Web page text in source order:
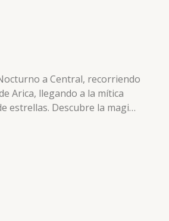
a Central, recorriendo
Arica, llegando a la mítica
estrellas. Descubre la magia